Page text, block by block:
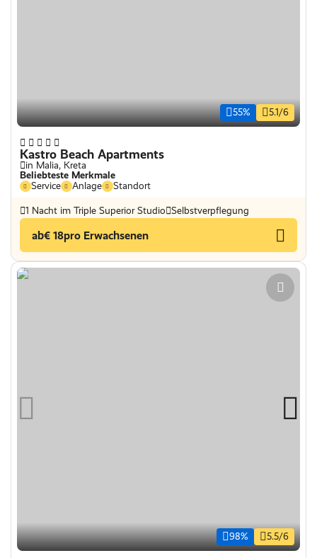
55% 5.1/6
Kastro Beach Apartments
in Malia, Kreta
Beliebteste Merkmale
Service
Anlage Standort
1 Nacht im Triple Superior Studio Selbstverpflegung
ab€ 18pro Erwachsenen
98% 5.5/6